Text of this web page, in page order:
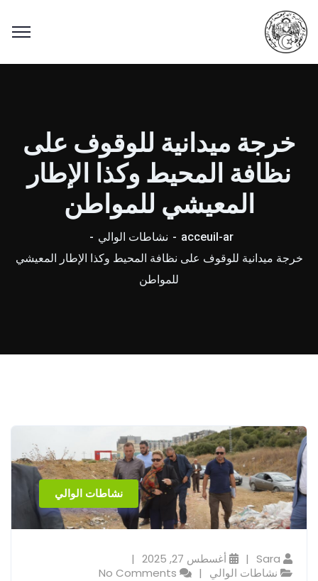
خرجة ميدانية للوقوف على
نظافة المحيط وكذا الإطار
المعيشي للمواطن
acceuil-ar
نشاطات الوالي
خرجة ميدانية للوقوف على نظافة المحيط وكذا الإطار المعيشي
للمواطن
نشاطات الوالي
Sara
أغسطس 27, 2025
نشاطات الوالي
No Comments